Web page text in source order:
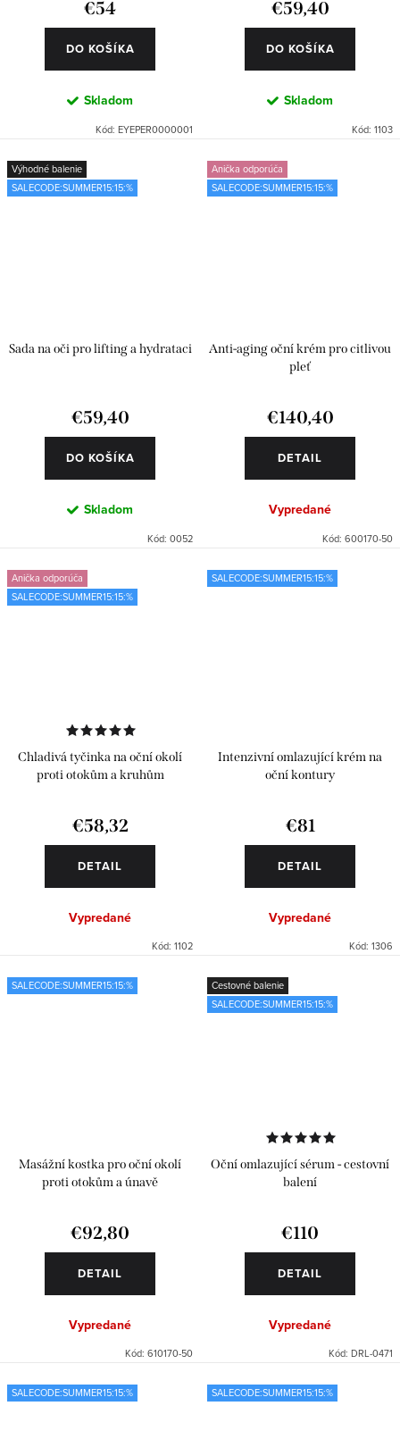
€54
DO KOŠÍKA
Skladom
Kód: EYEPER0000001
€59,40
DO KOŠÍKA
Skladom
Kód: 1103
Výhodné balenie
SALECODE:SUMMER15:15:%
Sada na oči pro lifting a hydrataci
€59,40
DO KOŠÍKA
Skladom
Kód: 0052
Anička odporúča
SALECODE:SUMMER15:15:%
Anti-aging oční krém pro citlivou
pleť
€140,40
DETAIL
Vypredané
Kód: 600170-50
Anička odporúča
SALECODE:SUMMER15:15:%
Chladivá tyčinka na oční okolí
proti otokům a kruhům
€58,32
DETAIL
Vypredané
Kód: 1102
SALECODE:SUMMER15:15:%
Intenzivní omlazující krém na
oční kontury
€81
DETAIL
Vypredané
Kód: 1306
SALECODE:SUMMER15:15:%
Masážní kostka pro oční okolí
proti otokům a únavě
€92,80
DETAIL
Vypredané
Kód: 610170-50
Cestovné balenie
SALECODE:SUMMER15:15:%
Oční omlazující sérum - cestovní
balení
€110
DETAIL
Vypredané
Kód: DRL-0471
SALECODE:SUMMER15:15:% SALECODE:SUMMER15:15:%